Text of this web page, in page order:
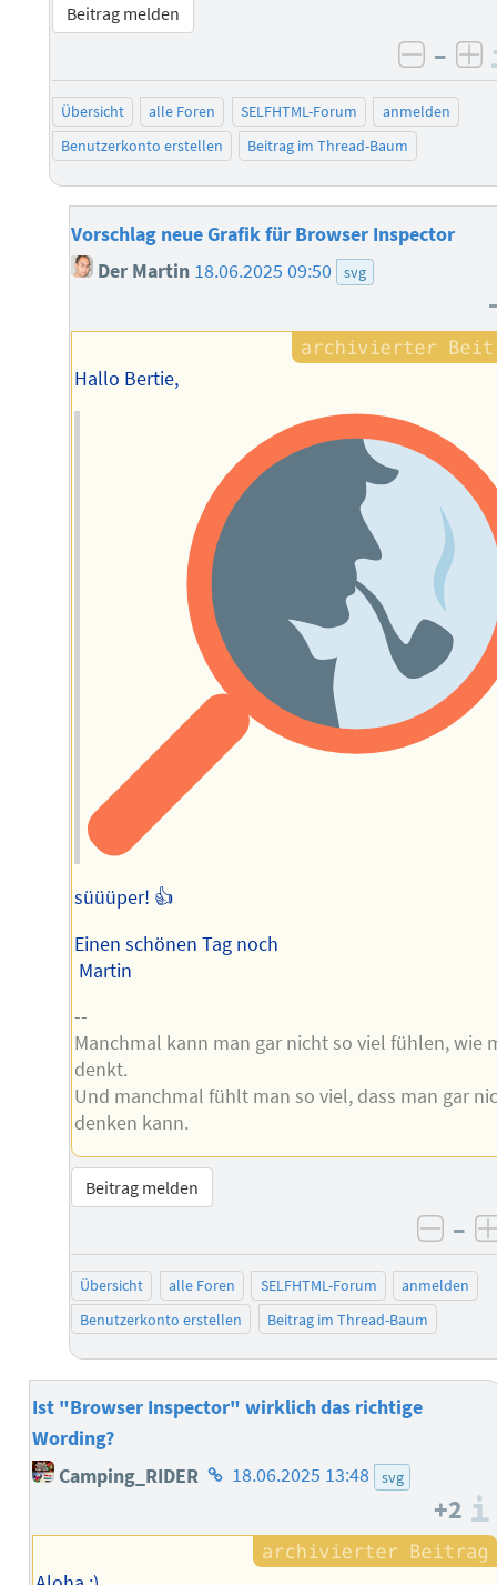
Beitrag melden
–
Übersicht alle Foren SELFHTML-Forum
anmelden
Benutzerkonto erstellen
Beitrag im Thread-Baum
Vorschlag neue Grafik für Browser Inspector
Der Martin 18.06.2025 09:50 svg
Hallo Bertie,
süüüper! 👍
Einen schönen Tag noch
Martin
--
Manchmal kann man gar nicht so viel fühlen, wie
denkt.
Und manchmal fühlt man so viel, dass man gar
denken kann.
Beitrag melden
–
Übersicht alle Foren SELFHTML-Forum
anmelden
Benutzerkonto erstellen
Beitrag im Thread-Baum
Ist "Browser Inspector" wirklich das richtige
Wording?
Camping_RIDER Homepage
Autors
18.06.2025 13:48 svg
+2